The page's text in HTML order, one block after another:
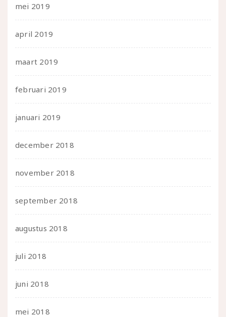
mei 2019
april 2019
maart 2019
februari 2019
januari 2019
december 2018
november 2018
september 2018
augustus 2018
juli 2018
juni 2018
mei 2018